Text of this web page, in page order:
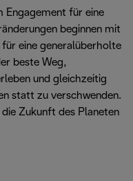
Engagement für eine
beginnen mit
für eine generalüberholte
beste Weg,
und gleichzeitig
statt zu verschwenden.
die Zukunft des Planeten